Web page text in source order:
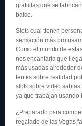
gratuitas que se
balde.
Slots cual tienen
sensación más
Como el mundo de
nos encantaría que
más usadas alrededor
lentes sobre realidad
slots sobre video
ya que trabajan usando
¿Preparado para
regalado de las Vegas